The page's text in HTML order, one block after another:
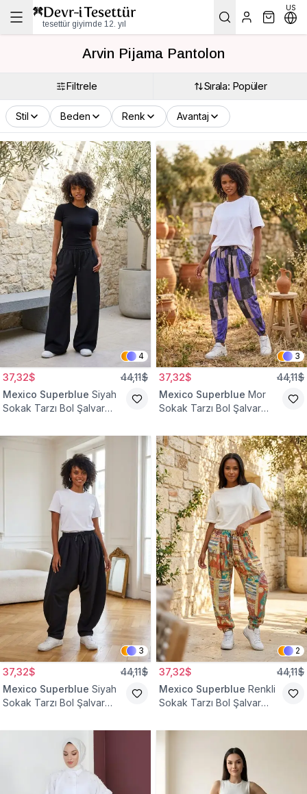
tesettür giyimde 12. yıl
US
Arvin Pijama Pantolon
Filtrele Sırala: Popüler
Stil Beden Renk Avantaj
4
37,32$ 44,11$
Mexico Superblue Siyah
Sokak Tarzı Bol Şalvar
3
37,32$ 44,11$
Mexico Superblue Mor
Sokak Tarzı Bol Şalvar
3
37,32$ 44,11$
Mexico Superblue Siyah
Sokak Tarzı Bol Şalvar
2
37,32$ 44,11$
Mexico Superblue Renkli
Sokak Tarzı Bol Şalvar